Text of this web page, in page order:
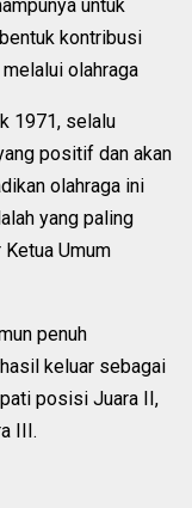
untuk
kontribusi
olahraga
1971, selalu
positif dan akan
olahraga ini
yang paling
Ketua Umum
penuh
keluar sebagai
posisi Juara II,
III.